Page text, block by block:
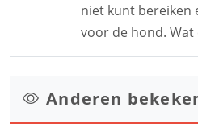
niet kunt bereiken
voor de hond. Wat
Anderen